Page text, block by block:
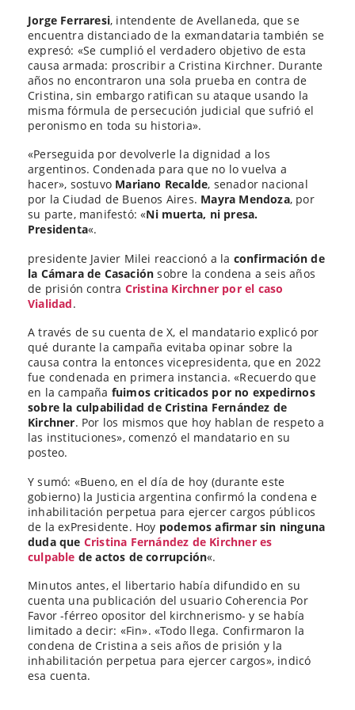
Jorge Ferraresi, intendente de Avellaneda, que se
encuentra distanciado de la exmandataria también se
expresó: «Se cumplió el verdadero objetivo de esta
causa armada: proscribir a Cristina Kirchner. Durante
años no encontraron una sola prueba en contra de
Cristina, sin embargo ratifican su ataque usando la
misma fórmula de persecución judicial que sufrió el
peronismo en toda su historia».
«Perseguida por devolverle la dignidad a los
argentinos. Condenada para que no lo vuelva a
hacer», sostuvo Mariano Recalde, senador nacional
por la Ciudad de Buenos Aires. Mayra Mendoza, por
su parte, manifestó: «Ni muerta, ni presa.
Presidenta«.
presidente Javier Milei reaccionó a la confirmación de
la Cámara de Casaciónsobre la condena a seis años
de prisión contra Cristina Kirchner por el caso
Vialidad.
A través de su cuenta de X, el mandatario explicó por
qué durante la campaña evitaba opinar sobre la
causa contra la entonces vicepresidenta, que en 2022
fue condenada en primera instancia. «Recuerdo que
en la campaña fuimos criticados por no expedirnos
sobre la culpabilidad de Cristina Fernández de
Kirchner. Por los mismos que hoy hablan de respeto a
las instituciones», comenzó el mandatario en su
posteo.
Y sumó: «Bueno, en el día de hoy (durante este
gobierno) la Justicia argentina confirmó la condena e
inhabilitación perpetua para ejercer cargos públicos
de la exPresidente. Hoy podemos afirmar sin ninguna
duda que Cristina Fernández de Kirchner es
culpable de actos de corrupción«.
Minutos antes, el libertario había difundido en su
cuenta una publicación del usuario Coherencia Por
Favor -férreo opositor del kirchnerismo- y se había
limitado a decir: «Fin». «Todo llega. Confirmaron la
condena de Cristina a seis años de prisión y la
inhabilitación perpetua para ejercer cargos», indicó
esa cuenta.